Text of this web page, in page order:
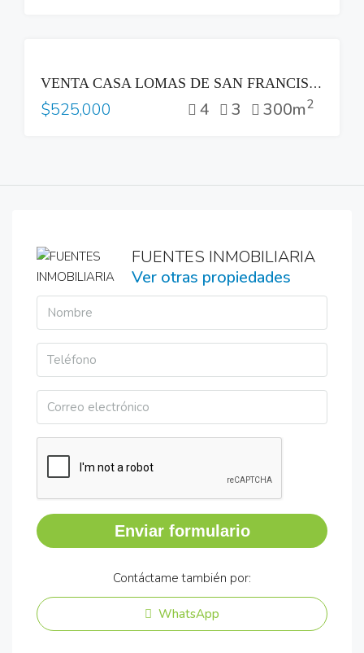
VENTA CASA LOMAS DE SAN FRANCISCO SAN SALVADOR
$525,000 4 3 300m2
FUENTES INMOBILIARIA
Ver otras propiedades
Enviar formulario
Contáctame también por:
WhatsApp